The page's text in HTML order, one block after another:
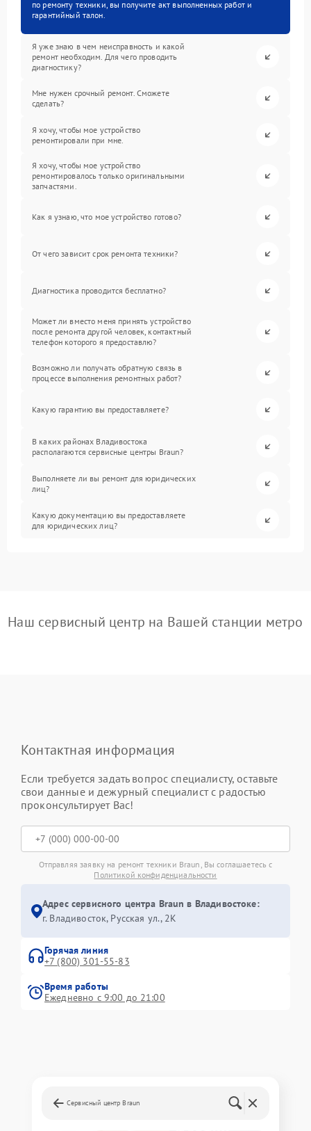
по ремонту техники, вы получите акт выполненных работ и
гарантийный талон.
Я уже знаю в чем неисправность и какой
ремонт необходим. Для чего проводить
диагностику?
Мне нужен срочный ремонт. Сможете
сделать?
Я хочу, чтобы мое устройство
ремонтировали при мне.
Я хочу, чтобы мое устройство
ремонтировалось только оригинальными
запчастями.
Как я узнаю, что мое устройство готово?
От чего зависит срок ремонта техники?
Диагностика проводится бесплатно?
Может ли вместо меня принять устройство
после ремонта другой человек, контактный
телефон которого я предоставлю?
Возможно ли получать обратную связь в
процессе выполнения ремонтных работ?
Какую гарантию вы предоставляете?
В каких районах Владивостока
располагаются сервисные центры Braun?
Выполняете ли вы ремонт для юридических
лиц?
Какую документацию вы предоставляете
для юридических лиц?
Наш сервисный центр на Вашей станции метро
Контактная информация
Если требуется задать вопрос специалисту, оставьте
свои данные и дежурный специалист с радостью
проконсультирует Вас!
Отправляя заявку на ремонт техники Braun, Вы соглашаетесь с
Политикой конфиденциальности
Адрес сервисного центра Braun в Владивостоке:
г. Владивосток, Русская ул., 2К
Горячая линия
+7 (800) 301-55-83
Время работы
Ежедневно с 9:00 до 21:00
Сервисный центр Braun